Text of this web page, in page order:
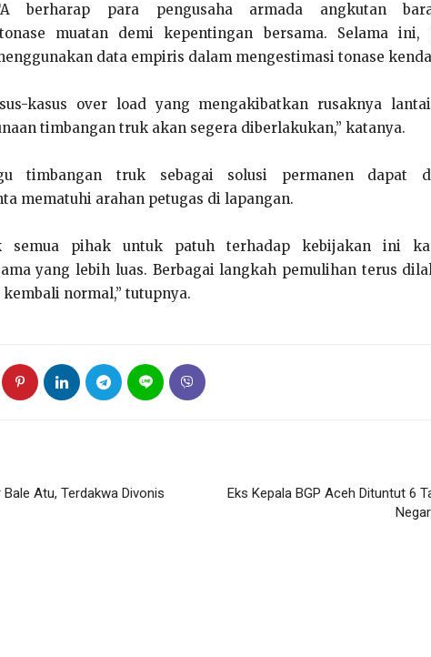
berharap para pengusaha armada angkutan
muatan demi kepentingan bersama. Selama ini,
data empiris dalam mengestimasi tonase
kasus over load yang mengakibatkan rusaknya
timbangan truk akan segera diberlakukan,” katanya.
timbangan truk sebagai solusi permanen dapat
mematuhi arahan petugas di lapangan.
semua pihak untuk patuh terhadap kebijakan ini
yang lebih luas. Berbagai langkah pemulihan terus
normal,” tutupnya.
Atu, Terdakwa Divonis
Eks Kepala BGP Aceh Dituntut 6